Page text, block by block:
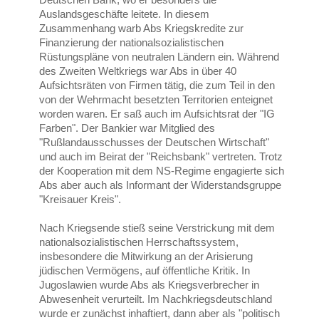
Auslandsgeschäfte leitete. In diesem
Zusammenhang warb Abs Kriegskredite zur
Finanzierung der nationalsozialistischen
Rüstungspläne von neutralen Ländern ein. Während
des Zweiten Weltkriegs war Abs in über 40
Aufsichtsräten von Firmen tätig, die zum Teil in den
von der Wehrmacht besetzten Territorien enteignet
worden waren. Er saß auch im Aufsichtsrat der "IG
Farben". Der Bankier war Mitglied des
"Rußlandausschusses der Deutschen Wirtschaft"
und auch im Beirat der "Reichsbank" vertreten. Trotz
der Kooperation mit dem NS-Regime engagierte sich
Abs aber auch als Informant der Widerstandsgruppe
"Kreisauer Kreis".
Nach Kriegsende stieß seine Verstrickung mit dem
nationalsozialistischen Herrschaftssystem,
insbesondere die Mitwirkung an der Arisierung
jüdischen Vermögens, auf öffentliche Kritik. In
Jugoslawien wurde Abs als Kriegsverbrecher in
Abwesenheit verurteilt. Im Nachkriegsdeutschland
wurde er zunächst inhaftiert, dann aber als "politisch